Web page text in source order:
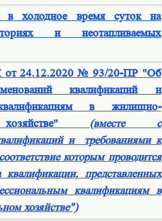
в холодное время суток на
и неотапливаемых
24.12.2020 № 93/20-ПР "Об
квалификаций и
в жилищно-
хозяйстве" (вместе с
и требованиями к
которым проводится
квалификации, представленных
квалификациям в
хозяйстве")